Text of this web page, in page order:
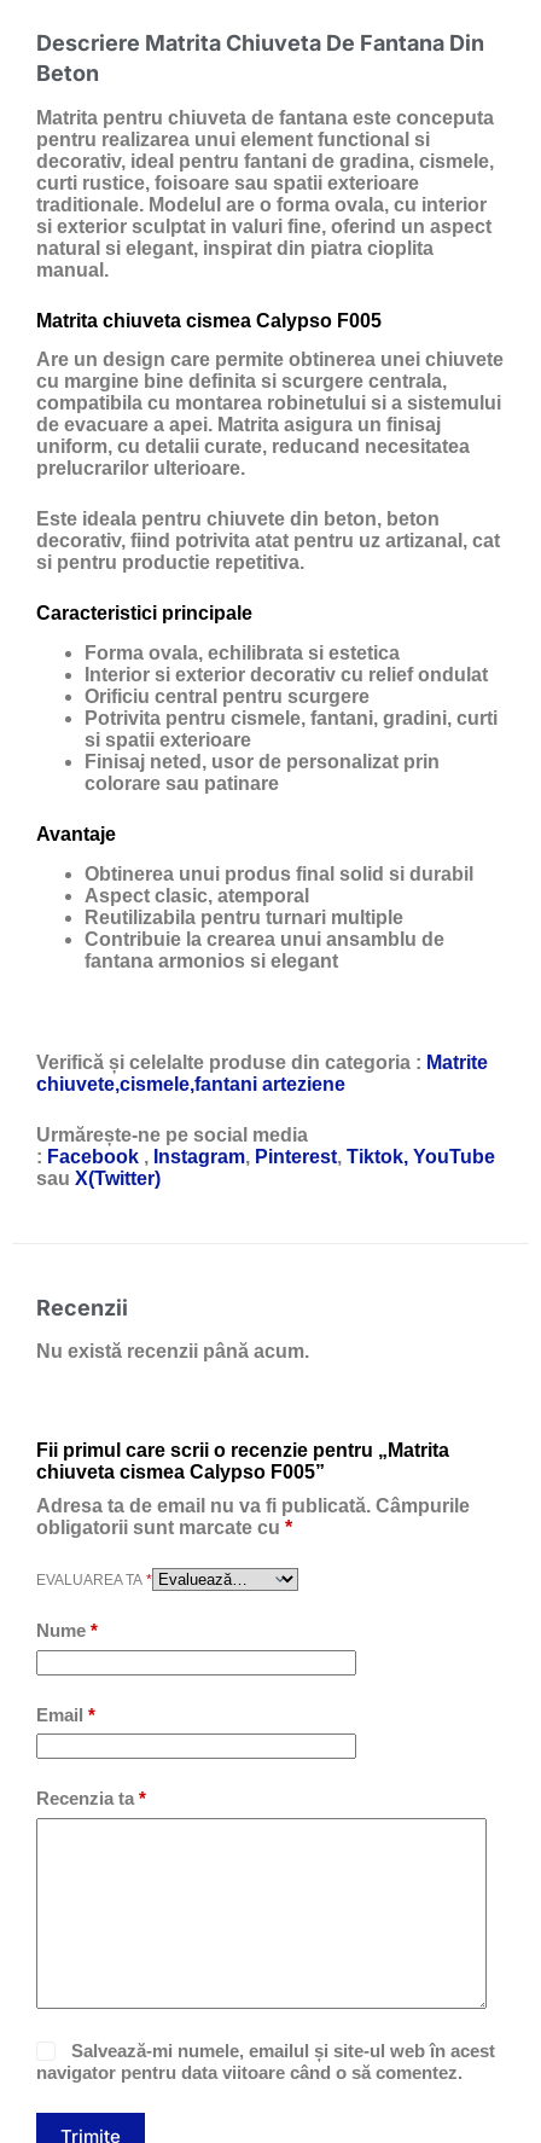
Descriere Matrita Chiuveta De Fantana Din
Beton
Matrita pentru chiuveta de fantana este conceputa
pentru realizarea unui element functional si
decorativ, ideal pentru fantani de gradina, cismele,
curti rustice, foisoare sau spatii exterioare
traditionale. Modelul are o forma ovala, cu interior
si exterior sculptat in valuri fine, oferind un aspect
natural si elegant, inspirat din piatra cioplita
manual.
Matrita chiuveta cismea Calypso F005
Are un design care permite obtinerea unei chiuvete
cu margine bine definita si scurgere centrala,
compatibila cu montarea robinetului si a sistemului
de evacuare a apei. Matrita asigura un finisaj
uniform, cu detalii curate, reducand necesitatea
prelucrarilor ulterioare.
Este ideala pentru chiuvete din beton, beton
decorativ, fiind potrivita atat pentru uz artizanal, cat
si pentru productie repetitiva.
Caracteristici principale
Forma ovala, echilibrata si estetica
Interior si exterior decorativ cu relief ondulat
Orificiu central pentru scurgere
Potrivita pentru cismele, fantani, gradini, curti
si spatii exterioare
Finisaj neted, usor de personalizat prin
colorare sau patinare
Avantaje
Obtinerea unui produs final solid si durabil
Aspect clasic, atemporal
Reutilizabila pentru turnari multiple
Contribuie la crearea unui ansamblu de
fantana armonios si elegant
Verifică și celelalte produse din categoria : Matrite
chiuvete,cismele,fantani arteziene
Urmărește-ne pe social media
: Facebook , Instagram, Pinterest, Tiktok, YouTube
sau X(Twitter)
Recenzii
Nu există recenzii până acum.
Fii primul care scrii o recenzie pentru „Matrita
chiuveta cismea Calypso F005”
Adresa ta de email nu va fi publicată. Câmpurile
obligatorii sunt marcate cu *
EVALUAREA TA *
Nume *
Email *
Recenzia ta*
Salvează-mi numele, emailul și site-ul web în acest
navigator pentru data viitoare când o să comentez.
Trimite